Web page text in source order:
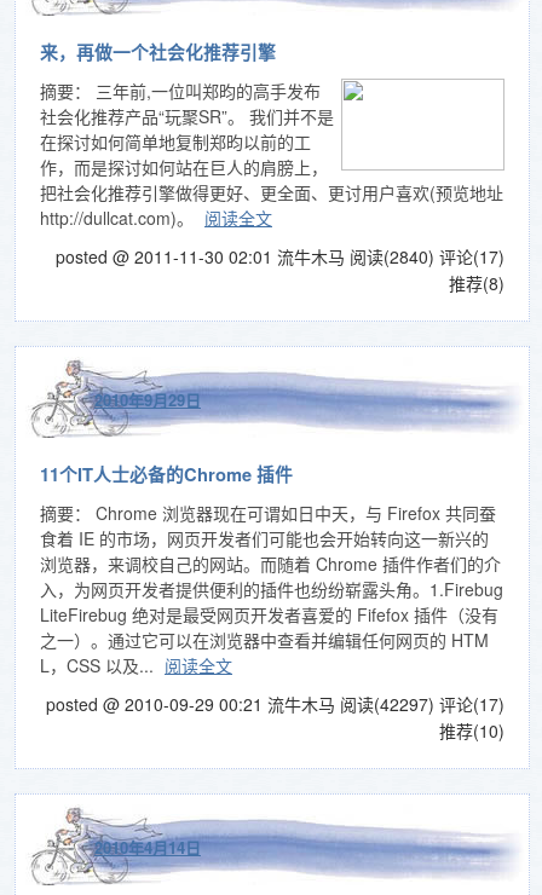
来，再做一个社会化推荐引擎
摘要： 三年前,一位叫郑昀的高手发布
社会化推荐产品“玩聚SR”。 我们并不是
在探讨如何简单地复制郑昀以前的工
作，而是探讨如何站在巨人的肩膀上，
把社会化推荐引擎做得更好、更全面、更讨用户喜欢(预览地址
http://dullcat.com)。
阅读全文
posted @ 2011-11-30 02:01 流牛木马 阅读(2840) 评论(17)
推荐(8)
2010年9月29日
11个IT人士必备的Chrome 插件
摘要： Chrome 浏览器现在可谓如日中天，与 Firefox 共同蚕
食着 IE 的市场，网页开发者们可能也会开始转向这一新兴的
浏览器，来调校自己的网站。而随着 Chrome 插件作者们的介
入，为网页开发者提供便利的插件也纷纷崭露头角。1.Firebug
LiteFirebug 绝对是最受网页开发者喜爱的 Fifefox 插件（没有
之一）。通过它可以在浏览器中查看并编辑任何网页的 HTM
L，CSS 以及... 阅读全文
posted @ 2010-09-29 00:21 流牛木马 阅读(42297) 评论(17)
推荐(10)
2010年4月14日